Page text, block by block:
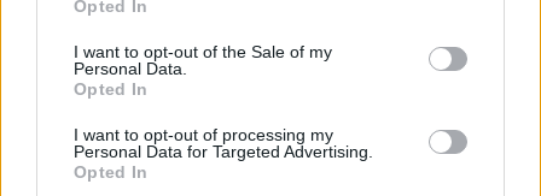
use your data for below specified purposes in below Google
consent section.
Opted In
I want to opt-out of the Sale of my
Personal Data.
Opted In
I want to opt-out of processing my
Personal Data for Targeted Advertising.
Opted In
Martina Agostina Diturco
I nostri cari